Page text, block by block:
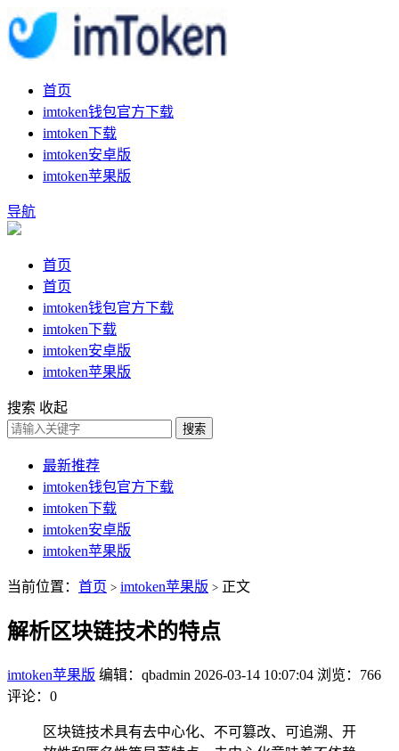
首页
imtoken钱包官方下载
imtoken下载
imtoken安卓版
imtoken苹果版
导航
首页
首页
imtoken钱包官方下载
imtoken下载
imtoken安卓版
imtoken苹果版
搜索 收起
搜索
最新推荐
imtoken钱包官方下载
imtoken下载
imtoken安卓版
imtoken苹果版
当前位置： 首页 > imtoken苹果版 > 正文
解析区块链技术的特点
imtoken苹果版 编辑：qbadmin 2026-03-14 10:07:04 浏览：766
评论：0
区块链技术具有去中心化、不可篡改、可追溯、开